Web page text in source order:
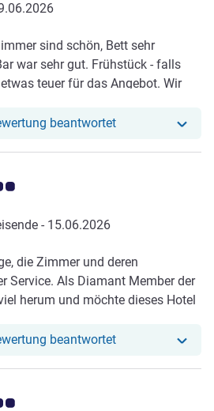
sind schön, Bett sehr
war sehr gut. Frühstück - falls
teuer für das Angebot. Wir
beantwortetUnser Hotel hat
5.0/5
- 15.06.2026
die Zimmer und deren
Service. Als Diamant Member der
herum und möchte dieses Hotel
beantwortetUnser Hotel hat
5.0/5